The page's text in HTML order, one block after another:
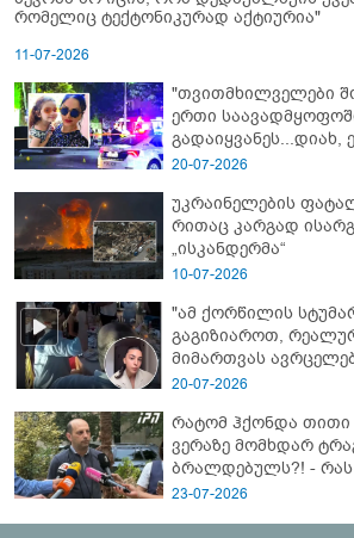
რომელიც ტექტონიკურად აქტიურია"
11-07-2026
"თვითმხილველები
ერთი
- გორში
20-07-2026
უკრაინელების
რითაც კარგად
„ისკანდერმა“
10-07-2026
"ამ ქორწილის
გაგიზიაროთ,
მიმართვას
20-07-2026
რატომ ჰქონდა თითი
ვერაზე მომხდარ
ბრალდებულს?! - რას
23-07-2026